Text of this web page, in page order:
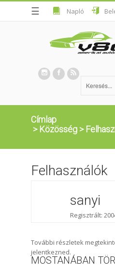
☰ Napló
Címlap
> Közösség >
Felhasználók
sanyi
Regisztrált:
További részletek
jelentkezned.
MOSTANÁBAN